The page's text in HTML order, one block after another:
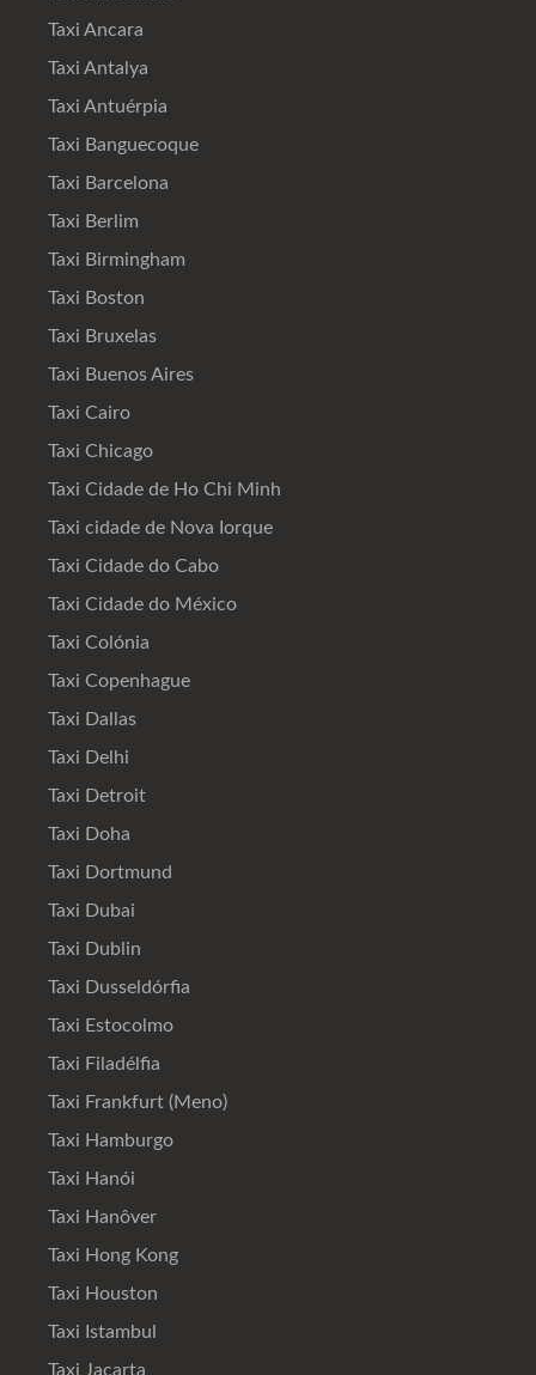
Taxi Ancara
Taxi Antalya
Taxi Antuérpia
Taxi Banguecoque
Taxi Barcelona
Taxi Berlim
Taxi Birmingham
Taxi Boston
Taxi Bruxelas
Taxi Buenos Aires
Taxi Cairo
Taxi Chicago
Taxi Cidade de Ho Chi Minh
Taxi cidade de Nova Iorque
Taxi Cidade do Cabo
Taxi Cidade do México
Taxi Colónia
Taxi Copenhague
Taxi Dallas
Taxi Delhi
Taxi Detroit
Taxi Doha
Taxi Dortmund
Taxi Dubai
Taxi Dublin
Taxi Dusseldórfia
Taxi Estocolmo
Taxi Filadélfia
Taxi Frankfurt (Meno)
Taxi Hamburgo
Taxi Hanói
Taxi Hanôver
Taxi Hong Kong
Taxi Houston
Taxi Istambul
Taxi Jacarta